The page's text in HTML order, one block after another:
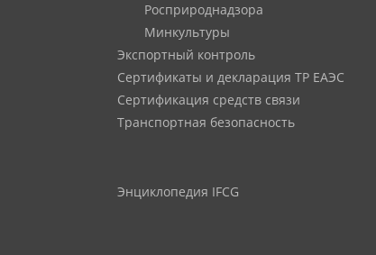
Росприроднадзора
Минкультуры
Экспортный контроль
Сертификаты и декларация ТР ЕАЭС
Сертификация средств связи
Транспортная безопасность
Энциклопедия IFCG